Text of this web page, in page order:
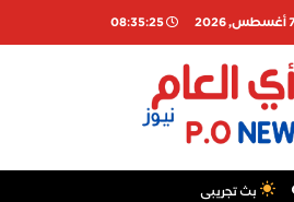
08:35:26
بث تجريبى